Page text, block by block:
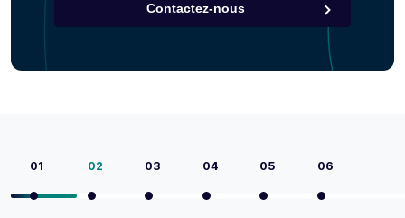
Contactez-nous
01 02 03 04 05 06